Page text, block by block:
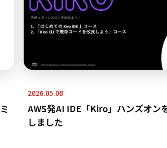
2026.05.08
AWS発AI IDE「Kiro」ハンズオンを
しました